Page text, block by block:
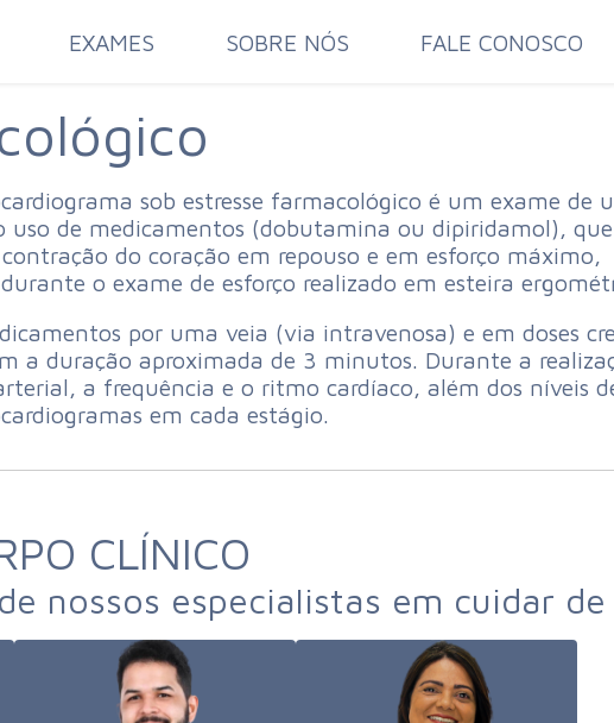
EXAMES SOBRE NÓS FALE CONOSCO
CLÍNICO
nossos especialistas em cuidar
sob estresse farmacológico é um exame de
uso de medicamentos (dobutamina ou dipiridamol), que
do coração em repouso e em esforço máximo,
o exame de esforço realizado em esteira
por uma veia (via intravenosa) e em doses
a duração aproximada de 3 minutos. Durante a
a frequência e o ritmo cardíaco, além dos níveis
em cada estágio.